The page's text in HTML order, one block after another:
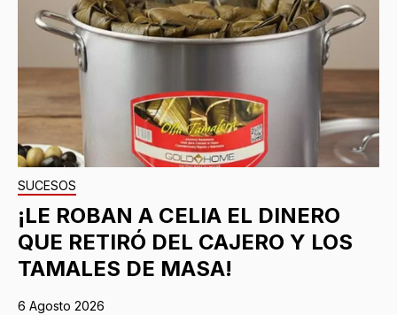
SUCESOS
¡LE ROBAN A CELIA EL DINERO
QUE RETIRÓ DEL CAJERO Y LOS
TAMALES DE MASA!
6 Agosto 2026